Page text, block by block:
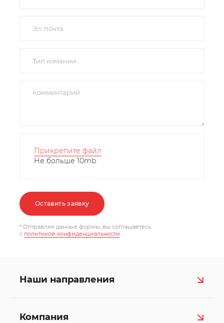
Прикрепите файл
Не больше 10mb
Оставить заявку
* Отправляя данные формы, вы соглашаетесь
c политикой конфиденциальности
Наши направления
Компания